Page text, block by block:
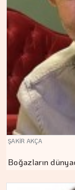
ŞAKİR AKÇA
Boğazların